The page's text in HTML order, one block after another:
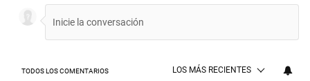
TODOS LOS COMENTARIOS LOS MÁS RECIENTES